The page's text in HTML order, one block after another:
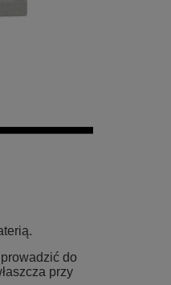
do
przy